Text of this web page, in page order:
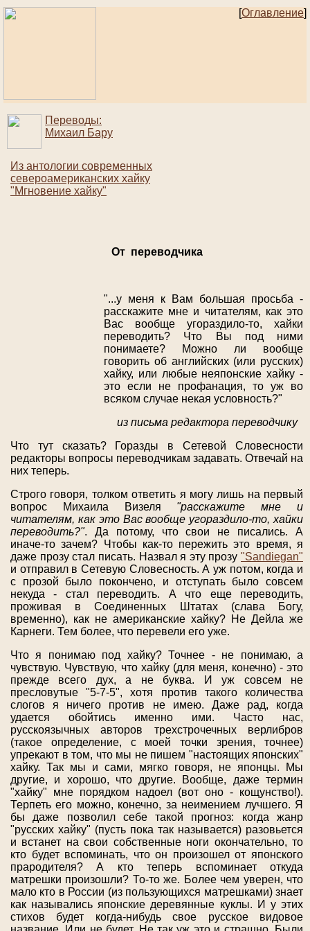
[Оглавление]
Переводы:
Михаил Бару
Из антологии современных
североамериканских хайку
"Мгновение хайку"
От переводчика
"...у меня к Вам большая просьба -
расскажите мне и читателям, как это
Вас вообще угораздило-то, хайки
переводить? Что Вы под ними
понимаете? Можно ли вообще
говорить об английских (или русских)
хайку, или любые неяпонские хайку -
это если не профанация, то уж во
всяком случае некая условность?"
из письма редактора переводчику
Что тут сказать? Горазды в Сетевой Словесности
редакторы вопросы переводчикам задавать. Отвечай на
них теперь.
Строго говоря, толком ответить я могу лишь на первый
вопрос Михаила Визеля "расскажите мне и
читателям, как это Вас вообще угораздило-то, хайки
переводить?". Да потому, что свои не писались. А
иначе-то зачем? Чтобы как-то пережить это время, я
даже прозу стал писать. Назвал я эту прозу "Sandiegan"
и отправил в Сетевую Словесность. А уж потом, когда и
с прозой было покончено, и отступать было совсем
некуда - стал переводить. А что еще переводить,
проживая в Соединенных Штатах (слава Богу,
временно), как не американские хайку? Не Дейла же
Карнеги. Тем более, что перевели его уже.
Что я понимаю под хайку? Точнее - не понимаю, а
чувствую. Чувствую, что хайку (для меня, конечно) - это
прежде всего дух, а не буква. И уж совсем не
пресловутые "5-7-5", хотя против такого количества
слогов я ничего против не имею. Даже рад, когда
удается обойтись именно ими. Часто нас,
русскоязычных авторов трехстрочечных верлибров
(такое определение, с моей точки зрения, точнее)
упрекают в том, что мы не пишем "настоящих японских"
хайку. Так мы и сами, мягко говоря, не японцы. Мы
другие, и хорошо, что другие. Вообще, даже термин
"хайку" мне порядком надоел (вот оно - кощунство!).
Терпеть его можно, конечно, за неимением лучшего. Я
бы даже позволил себе такой прогноз: когда жанр
"русских хайку" (пусть пока так называется) разовьется
и встанет на свои собственные ноги окончательно, то
кто будет вспоминать, что он произошел от японского
прародителя? А кто теперь вспоминает откуда
матрешки произошли? То-то же. Более чем уверен, что
мало кто в России (из пользующихся матрешками) знает
как назывались японские деревянные куклы. И у этих
стихов будет когда-нибудь свое русское видовое